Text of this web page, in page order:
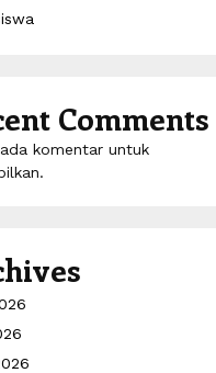
Comments
komentar untuk